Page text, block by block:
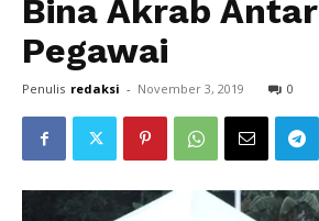
Bina Akrab Antar
Pegawai
Penulis redaksi - November 3, 2019 0